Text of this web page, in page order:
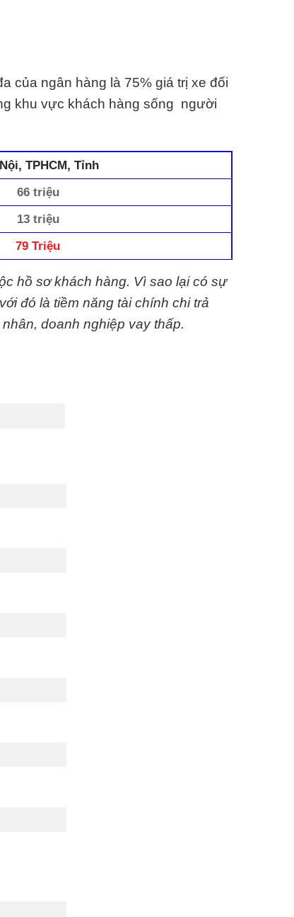
của ngân hàng là 75% giá trị xe đối
khu vực khách hàng sống người
TPHCM, Tỉnh
66 triệu
13 triệu
79 Triệu
hồ sơ khách hàng. Vì sao lại có sự
đó là tiềm năng tài chính chi trả
doanh nghiệp vay thấp.